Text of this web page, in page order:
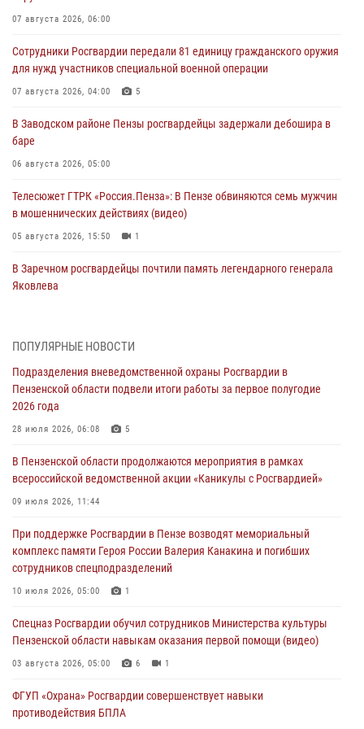
07 августа 2026, 06:00
Сотрудники Росгвардии передали 81 единицу гражданского оружия
для нужд участников специальной военной операции
07 августа 2026, 04:00 5
В Заводском районе Пензы росгвардейцы задержали дебошира в
баре
06 августа 2026, 05:00
Телесюжет ГТРК «Россия.Пенза»: В Пензе обвиняются семь мужчин
в мошеннических действиях (видео)
05 августа 2026, 15:50 1
В Заречном росгвардейцы почтили память легендарного генерала
Яковлева
Сотрудники пензенского ОМОН «Страж» познакомили участников
05 августа 2026, 06:15
В Пензе сотрудники Росгвардии оказали помощь
дезориентированному пенсионеру
В Пензе при силовой поддержке Росгвардии пресечена
деятельность ОПГ, маскировавшейся под реабилитационный центр
04 августа 2026, 07:05 4
В Управлении Росгвардии по Пензенской области подвели итоги
работы за первое полугодие 2026 года
ПОПУЛЯРНЫЕ НОВОСТИ
Подразделения вневедомственной охраны Росгвардии в
Пензенской области подвели итоги работы за первое полугодие
2026 года
28 июля 2026, 06:08 5
В Пензенской области продолжаются мероприятия в рамках
всероссийской ведомственной акции «Каникулы с Росгвардией»
09 июля 2026, 11:44
При поддержке Росгвардии в Пензе возводят мемориальный
комплекс памяти Героя России Валерия Канакина и погибших
сотрудников спецподразделений
10 июля 2026, 05:00 1
Спецназ Росгвардии обучил сотрудников Министерства культуры
Пензенской области навыкам оказания первой помощи (видео)
03 августа 2026, 05:00 6 1
ФГУП «Охрана» Росгвардии совершенствует навыки
противодействия БПЛА